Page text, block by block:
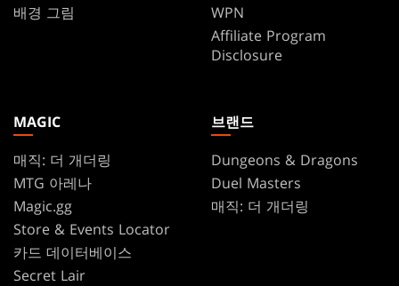
배경 그림
WPN
Affiliate Program
Disclosure
MAGIC
매직: 더 개더링
MTG 아레나
Magic.gg
Store & Events Locator
카드 데이터베이스
Secret Lair
브랜드
Dungeons & Dragons
Duel Masters
매직: 더 개더링